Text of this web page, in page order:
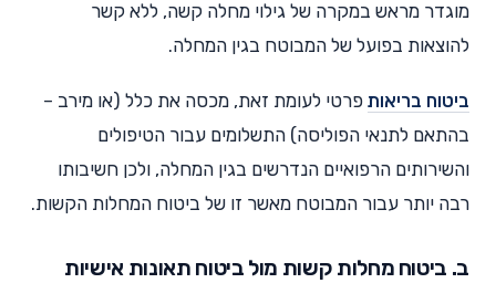
מוגדר מראש במקרה של גילוי מחלה קשה, ללא קשר
להוצאות בפועל של המבוטח בגין המחלה.
ביטוח בריאות פרטי לעומת זאת, מכסה את כלל (או מירב –
בהתאם לתנאי הפוליסה) התשלומים עבור הטיפולים
והשירותים הרפואיים הנדרשים בגין המחלה, ולכן חשיבותו
רבה יותר עבור המבוטח מאשר זו של ביטוח המחלות הקשות.
ב. ביטוח מחלות קשות מול ביטוח תאונות אישיות